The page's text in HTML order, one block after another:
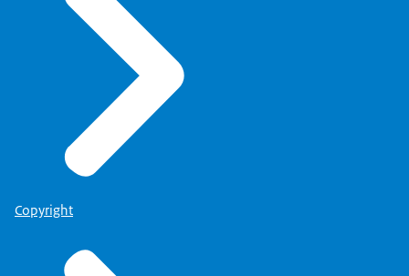
Copyright